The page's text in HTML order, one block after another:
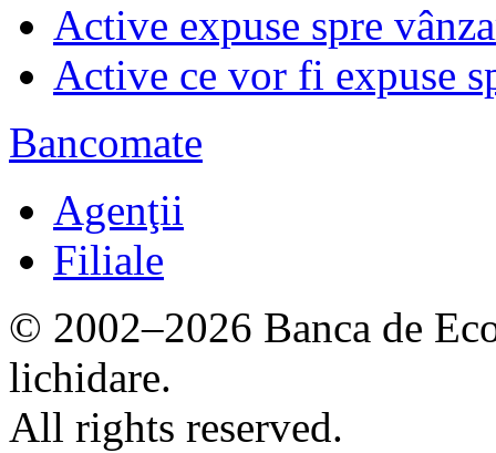
Active expuse spre
Active ce vor fi expuse
Bancomate
Agenţii
Filiale
© 2002–2026 Banca de
lichidare.
All rights reserved.